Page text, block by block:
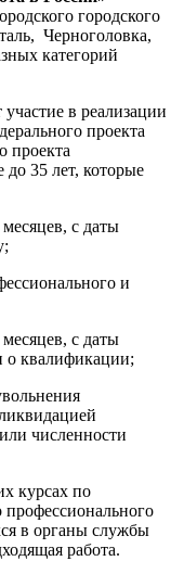
городского
Черноголовка,
категорий
в реализации
проекта
проекта
до 35 лет, которые
с даты
и
с даты
о квалификации;
численности
курсах по
профессионального
в органы службы
работа.